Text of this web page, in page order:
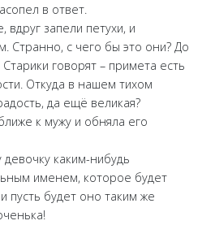
в ответ.
вдруг запели петухи, и
Странно, с чего бы это они? До
говорят – примета есть
Откуда в нашем тихом
да ещё великая?
к мужу и обняла его
каким-нибудь
именем, которое будет
пусть будет оно таким же